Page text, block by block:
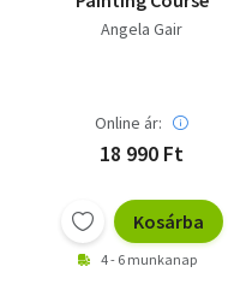
Angela Gair
Online ár:
18 990 Ft
Kosárba
4 - 6 munkanap